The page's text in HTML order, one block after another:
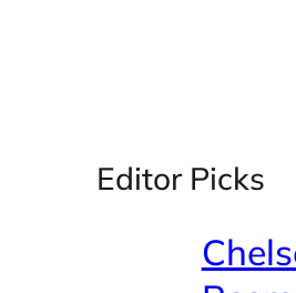
Editor Picks